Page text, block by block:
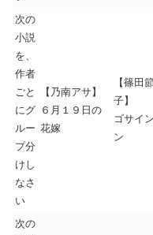
次の
小説
を、
作者
ごと
にグ
ルー
プ分
けし
なさ
い
【乃南アサ】
６月１９日の
花嫁
【篠田節
子】
ゴサイ
ン
次の